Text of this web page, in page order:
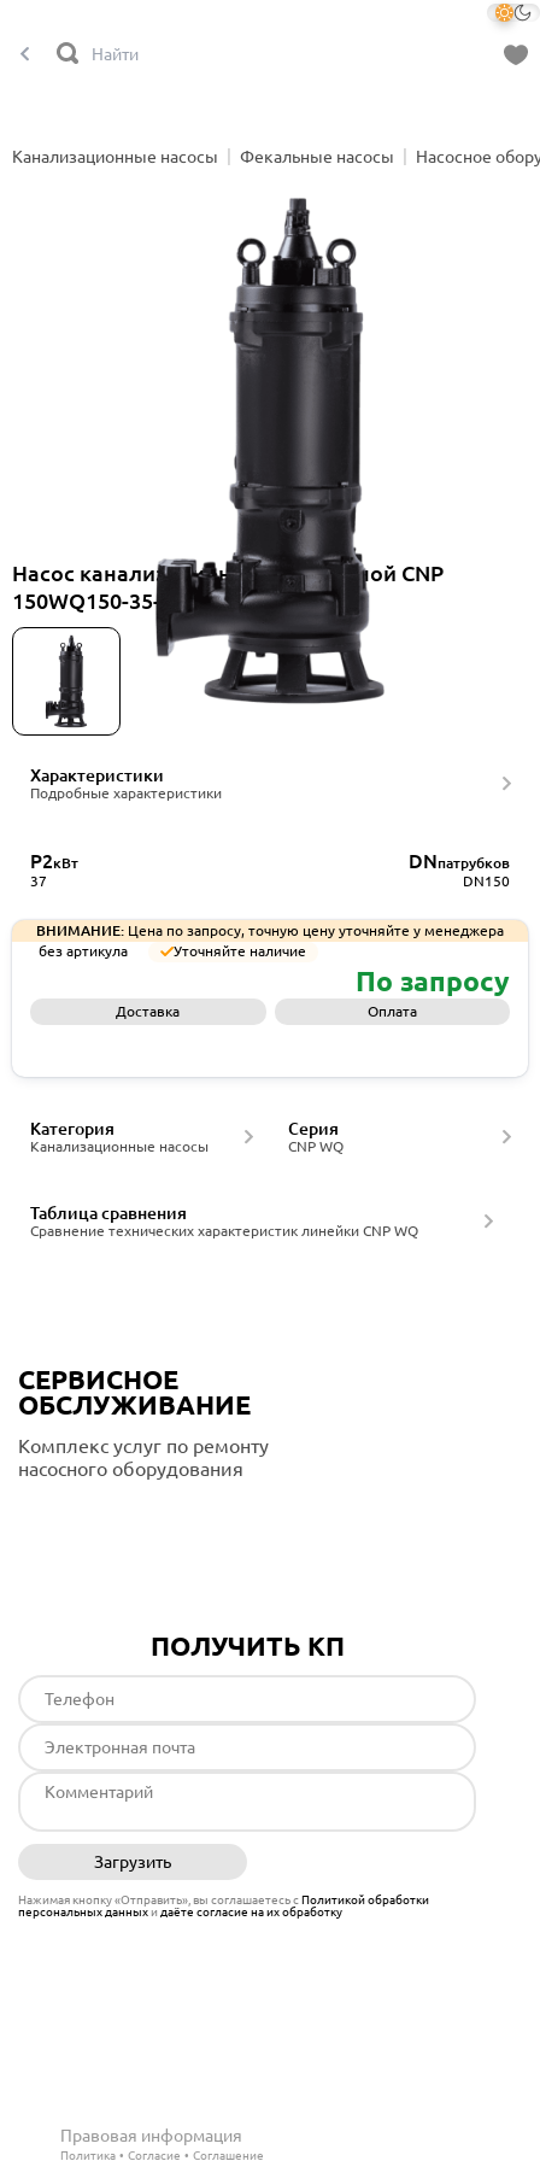
Канализационные насосы Фекальные насосы Насосное
Насос канализационный погружной CNP
150WQ150-35-37AC(I)
Характеристики
Подробные характеристики
P2кВт
37
DNпатрубков
DN150
ВНИМАНИЕ: Цена по запросу, точную цену уточняйте у менеджера
без артикула
Уточняйте наличие
По запросу
Доставка Оплата
Канализационные насосы
Категория
CNP WQ
Серия
Сравнение технических характеристик линейки CNP WQ
Таблица сравнения
СЕРВИСНОЕ
ОБСЛУЖИВАНИЕ
Комплекс услуг по ремонту
насосного оборудования
ПОЛУЧИТЬ КП
Загрузить
Нажимая кнопку «Отправить», вы соглашаетесь сПолитикой обработки
персональных данныхи даёте согласие на их обработку
Правовая информация
Политика Согласие Соглашение